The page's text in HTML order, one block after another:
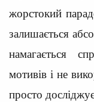
жорстокий
залишається
намагається
мотивів і не
просто